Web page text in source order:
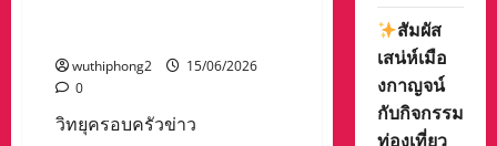
wuthiphong2
15/06/2026
0
วิทยุครอบครัวข่าว
สัมผัส
เสน่ห์เมือ
งกาญจน์
กับกิจกรรม
ท่องเที่ยว